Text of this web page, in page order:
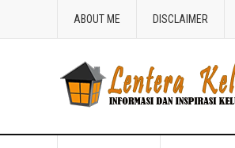
ABOUT ME DISCLAIMER
Blog Lentera Keluarga